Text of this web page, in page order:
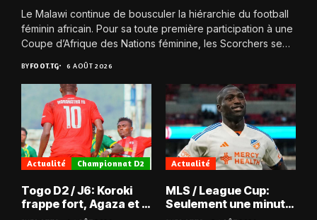
Le Malawi continue de bousculer la hiérarchie du football
féminin africain. Pour sa toute première participation à une
Coupe d’Afrique des Nations féminine, les Scorchers se
BYFOOT.TG 6 AOÛT 2026
Actualité Championnat D2
Togo D2 / J6: Koroki
frappe fort, Agaza et la
Actualité
MLS / League Cup:
Seulement une minute